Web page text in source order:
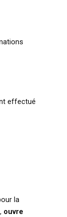
effectué
la
ouvre